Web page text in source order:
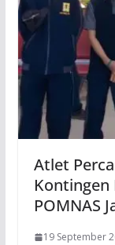
Atlet
Kontingen
POMNAS
19 September